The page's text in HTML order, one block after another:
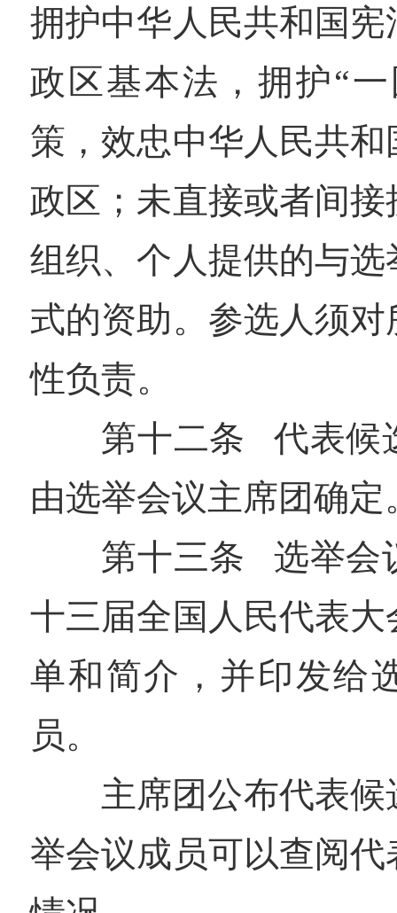
拥护中华人民共和国
政区基本法，拥护“
策，效忠中华人民共
政区；未直接或者间
组织、个人提供的与
式的资助。参选人须
性负责。
第十二条 代表候
由选举会议主席团确定
第十三条 选举会
十三届全国人民代表
单和简介，并印发给
员。
主席团公布代表
举会议成员可以查阅